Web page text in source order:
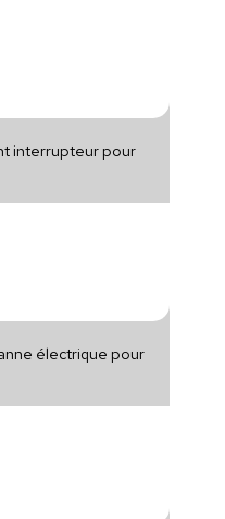
interrupteur pour
électrique pour